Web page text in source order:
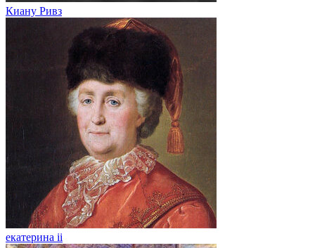
Киану Ривз
екатерина ii